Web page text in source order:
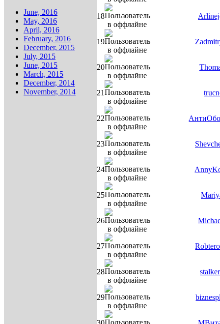
June, 2016
May, 2016
April, 2016
February, 2016
December, 2015
July, 2015
June, 2015
March, 2015
December, 2014
November, 2014
18
19
20
21
22
23
24
25
26
27
28
29